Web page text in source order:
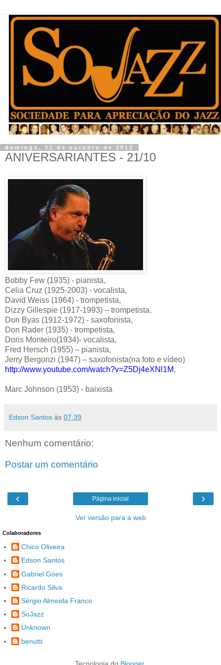
domingo, 21 de outubro de 2012
ANIVERSARIANTES - 21/10
Bobby Few (1935) - pianista,
Celia Cruz (1925-2003) - vocalista,
David Weiss (1964) - trompetista,
Dizzy Gillespie (1917-1993) – trompetista,
Don Byas (1912-1972) - saxofonista,
Don Rader (1935) - trompetista,
Doris Monteiro(1934)- vocalista,
Fred Hersch (1955) – pianista,
Jerry Bergonzi (1947) – saxofonista(na foto e vídeo)
http://www.youtube.com/watch?v=Z5Dj4eXNl1M,
Marc Johnson (1953) - baixista
Edson Santos às 07:39
Nenhum comentário:
Postar um comentário
‹ ›
Página inicial
Ver versão para a web
Colaboradores
Chico Oliveira
Edson Santos
Gabriel Góes
Ricardo Silva
Sérgio Almeida Franco
SoJazz
Unknown
benutti